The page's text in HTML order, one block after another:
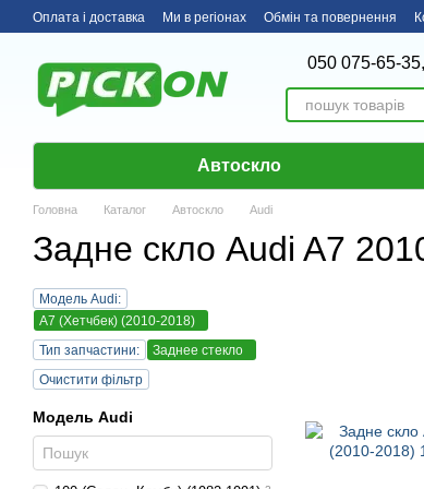
Перейти до основного контенту
Оплата і доставка Ми в регіонах Обмін та повернення
050 075-65-
Автоскло
Головна Каталог Автоскло Audi
Задне скло Audi A7
Модель Audi:
A7 (Хетчбек) (2010-2018)
Тип запчастини:
Заднее стекло
Очистити фільтр
Модель Audi